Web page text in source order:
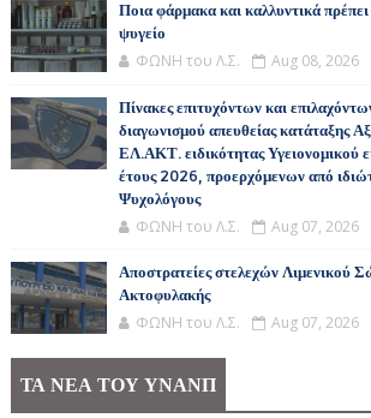
Ποια φάρμακα και καλλυντικά
ψυγείο
ΦΩΝΗ του Λ.Σ. Aug 08, 2026
Πίνακες επιτυχόντων και
διαγωνισμού απευθείας κατάταξης
ΕΛ.ΑΚΤ. ειδικότητας Υγειονομικού
έτους 2026, προερχόμενων από
Ψυχολόγους
ΦΩΝΗ του Λ.Σ. Aug 07, 2026
Αποστρατείες στελεχών Λιμενικού
Ακτοφυλακής
ΦΩΝΗ του Λ.Σ. Aug 07, 2026
ΤΑ ΝΕΑ ΤΟΥ ΥΝΑΝΠ